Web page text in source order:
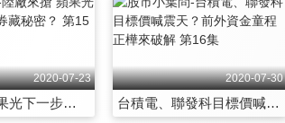
2020-07-23
陸廠來搶 蘋果光下一步融資融券藏秘密？ 第15集
2020-07-30
台積電、聯發科目標價喊震天？前外資金童程正樺來破解 第16集